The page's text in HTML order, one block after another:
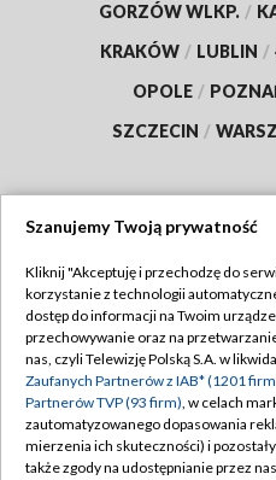
GORZÓW WLKP. /
KRAKÓW / LUBLIN /
OPOLE /
SZCZECIN /
Abonament TVP
Emisja w TVP
Centrum informacji TVP
Naziemna Telewizja
Polityka
Moje
Szanujemy Twoją prywatność
Kliknij "Akceptuję i przechodzę do
korzystanie z technologii
dostęp do informacji na Twoim
przechowywanie oraz na
nas, czyli Telewizję Polską S.A. w
Zaufanych Partnerów z IAB* (1201
Partnerów TVP (93 firm), w celach
zautomatyzowanego dopasowania
mierzenia ich skuteczności) i
także zgody na udostępnianie przez